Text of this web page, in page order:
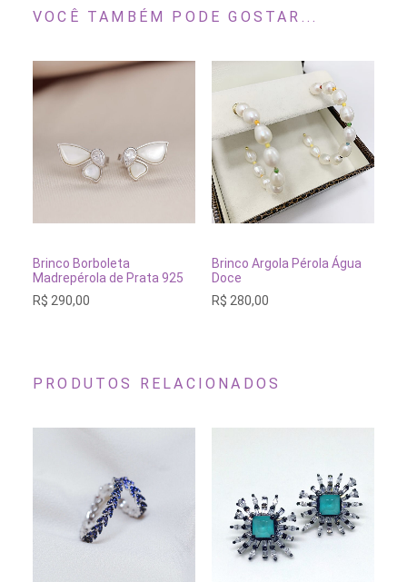
VOCÊ TAMBÉM PODE GOSTAR...
ADICIONAR AO CARRINHO
Brinco Borboleta
Madrepérola de Prata 925
R$ 290,00
ADICIONAR AO
Brinco Argola Pérola Água
Doce
R$ 280,00
PRODUTOS RELACIONADOS